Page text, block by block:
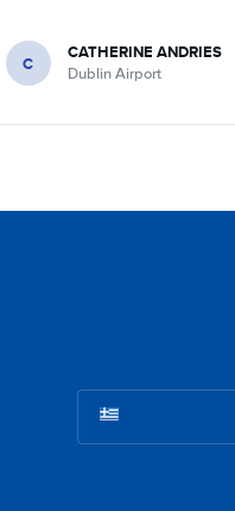
C CATHERINE ANDRIES
Dublin Airport